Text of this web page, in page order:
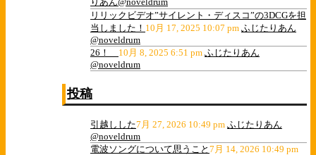
リリックビデオ”サイレント・ディスコ”の3DCGを担
当しました！ 10月 17, 2025 10:07 pm ふじたりあん
@noveldrum
26！ 10月 8, 2025 6:51 pm ふじたりあん
@noveldrum
投稿
引越しした7月 27, 2026 10:49 pm ふじたりあん
@noveldrum
電波ソングについて思うこと 7月 14, 2026 10:49 pm